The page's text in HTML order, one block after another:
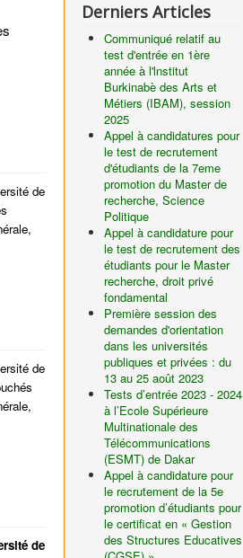
de
de
de
Derniers Articles
Communiqué relatif au
test d'entrée en 1ère
année à l'lnstitut
Burkinabè des Arts et
Métiers (IBAM), session
2025
Appel à candidatures pour
le test de recrutement
d'étudiants de la 7eme
promotion du Master de
recherche, Science
Politique
Appel à candidature pour
le test de recrutement des
étudiants pour le Master
recherche, droit privé
fondamental
Première session des
demandes d'orientation
dans les universités
publiques et privées : du
13 au 25 août 2023
Tests d’entrée 2023 - 2024
à l’Ecole Supérieure
Multinationale des
Télécommunications
(ESMT) de Dakar
Appel à candidature pour
le recrutement de la 5e
promotion d’étudiants pour
le certificat en « Gestion
des Structures Educatives